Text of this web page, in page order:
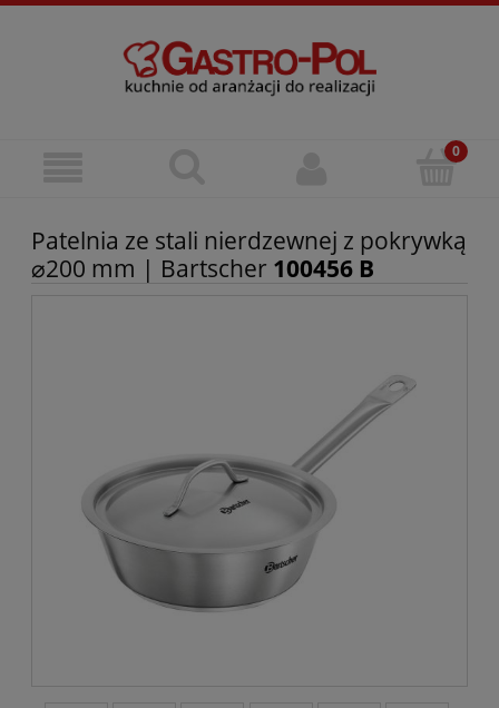
Patelnia ze stali nierdzewnej z pokrywką
⌀200 mm | Bartscher 100456 B